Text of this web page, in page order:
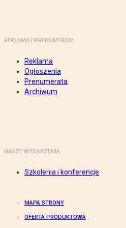
REKLAMA I PRENUMERATA
Reklama
Ogłoszenia
Prenumerata
Archiwum
NASZE WYDARZENIA
Szkolenia i konferencje
MAPA STRONY
OFERTA PRODUKTOWA